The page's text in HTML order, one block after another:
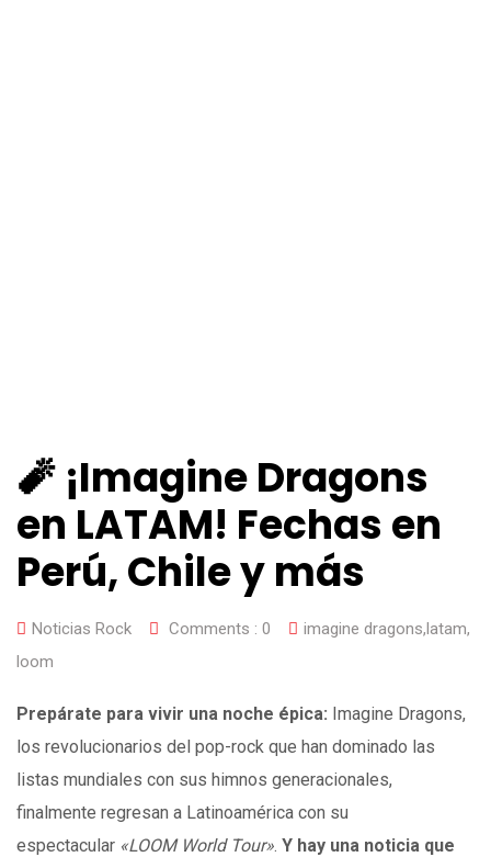
🧨 ¡Imagine Dragons
en LATAM! Fechas en
Perú, Chile y más
Noticias Rock Comments : 0 imagine dragons,latam,
loom
Prepárate para vivir una noche épica: Imagine Dragons,
los revolucionarios del pop-rock que han dominado las
listas mundiales con sus himnos generacionales,
finalmente regresan a Latinoamérica con su
espectacular «LOOM World Tour». Y hay una noticia que